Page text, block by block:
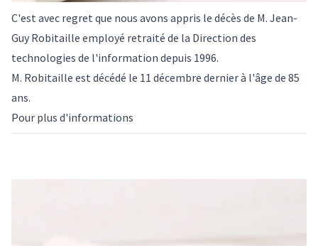
C'est avec regret que nous avons appris le décès de M. Jean-
Guy Robitaille employé retraité de la Direction des
technologies de l'information depuis 1996.
M. Robitaille est décédé le 11 décembre dernier à l'âge de 85
ans.
Pour plus d'informations